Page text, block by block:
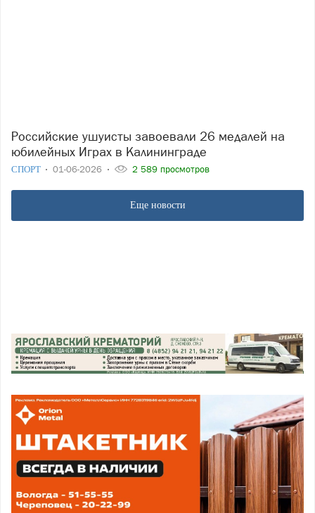
Российские ушуисты завоевали 26 медалей на
юбилейных Играх в Калининграде
СПОРТ 01-06-2026 2 589 просмотров
Еще новости